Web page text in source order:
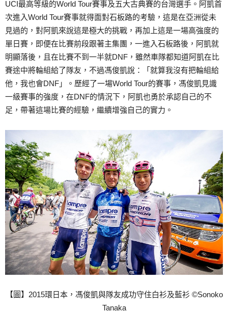
UCI最高等級的World Tour賽事及五大古典賽的台灣選手。阿凱首
次進入World Tour賽事就得面對石板路的考驗，這是在亞洲從未
見過的，對阿凱來說這是極大的挑戰，再加上這是一場高強度的
單日賽，即便在比賽前段跟著主集團，一進入石板路後，阿凱就
明顯落後，且在比賽不到一半就DNF，雖然車隊都知道阿凱在比
賽途中將輪組給了隊友，不過馮俊凱說：「就算我沒有把輪組給
他，我也會DNF」。歷經了一場World Tour的賽事，馮俊凱見識
一級賽事的強度，在DNF的情況下，阿凱也勇於承認自己的不
足，帶著這場比賽的經驗，繼續增強自己的實力。
【圖】2015環日本，馮俊凱與隊友成功守住白衫及藍衫 ©Sonoko
Tanaka